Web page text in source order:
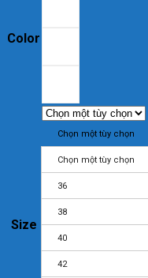
Color
Size
Chọn một tùy chọn
Chọn một tùy chọn
36
38
40
42